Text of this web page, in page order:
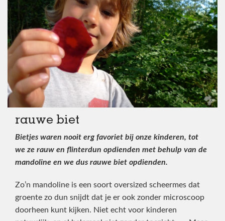
rauwe biet
Bietjes waren nooit erg favoriet bij onze kinderen, tot
we ze rauw en flinterdun opdienden met behulp van de
mandoline en we dus rauwe biet opdienden.
Zo’n mandoline is een soort oversized scheermes dat
groente zo dun snijdt dat je er ook zonder microscoop
doorheen kunt kijken. Niet echt voor kinderen